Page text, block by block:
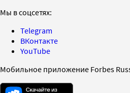
Мы в соцсетях:
Telegram
ВКонтакте
YouTube
Мобильное приложение Forbes